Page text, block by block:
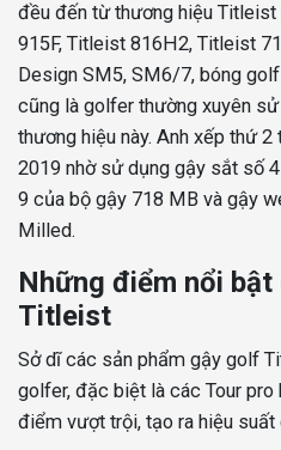
đều đến từ thương hiệu
915F, Titleist 816H2, Titleist
Design SM5, SM6/7, bóng
cũng là golfer thường xuyên
thương hiệu này. Anh xếp thứ
2019 nhờ sử dụng gậy sắt số
9 của bộ gậy 718 MB và gậy
Milled.
Những điểm nổi
Titleist
Sở dĩ các sản phẩm gậy golf
golfer, đặc biệt là các Tour pro
điểm vượt trội, tạo ra hiệu suất